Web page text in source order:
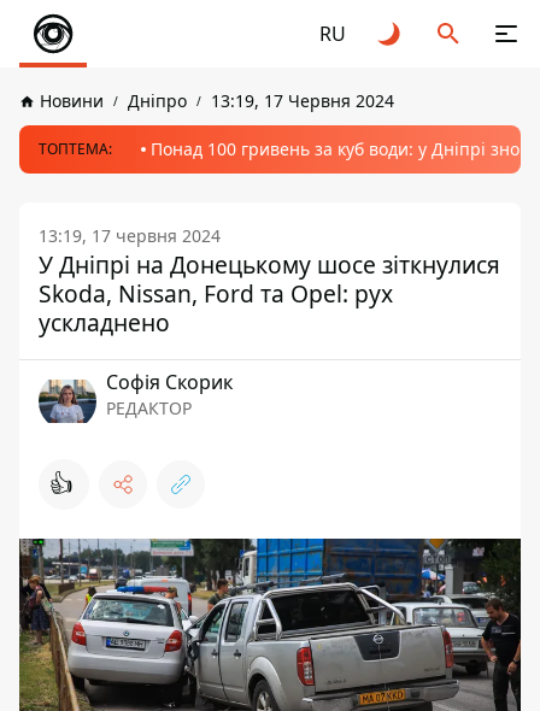
RU
Новини Дніпро 13:19, 17 Червня 2024
ТОПТЕМА: Понад 100 гривень за куб води: у Дніпрі
13:19, 17 червня 2024
У Дніпрі на Донецькому шосе зіткнулися
Skoda, Nissan, Ford та Opel: рух
ускладнено
Софія Скорик
РЕДАКТОР
👍